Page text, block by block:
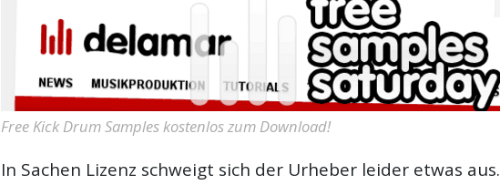
Free Kick Drum Samples kostenlos zum Download!
In Sachen Lizenz schweigt sich der Urheber leider etwas aus.